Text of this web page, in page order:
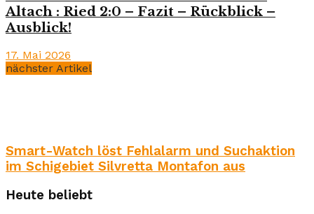
Altach : Ried 2:0 – Fazit – Rückblick –
Ausblick!
17. Mai 2026
nächster Artikel
Smart-Watch löst Fehlalarm und Suchaktion
im Schigebiet Silvretta Montafon aus
Heute beliebt